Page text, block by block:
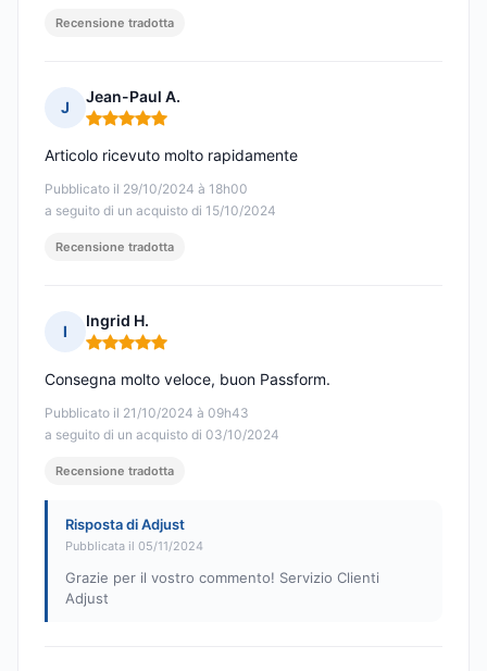
Recensione tradotta
J
Jean-Paul A.
Nota: 5 su 5
Pubblicato il 29/10/2024 à 18h00
a seguito di un acquisto di 15/10/2024
Articolo ricevuto molto rapidamente
Recensione tradotta
I
Ingrid H.
Nota: 5 su 5
Pubblicato il 21/10/2024 à 09h43
a seguito di un acquisto di 03/10/2024
Consegna molto veloce, buon Passform.
Recensione tradotta
Risposta di Adjust
Pubblicata il 05/11/2024
Grazie per il vostro commento! Servizio Clienti
Adjust